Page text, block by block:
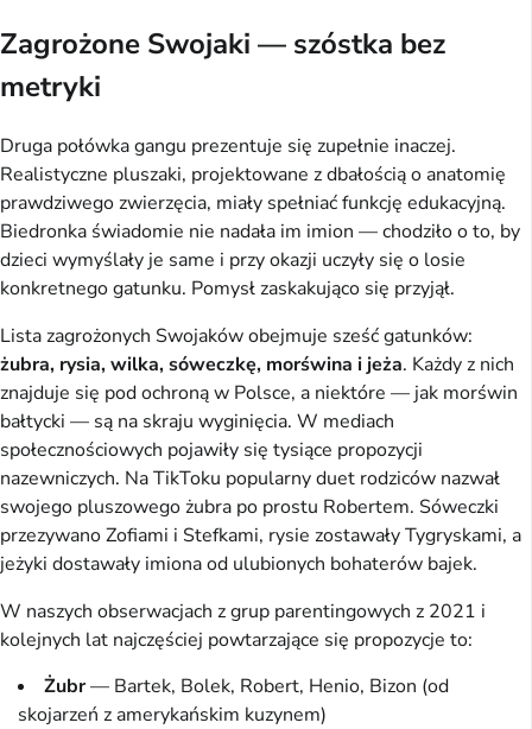
Zagrożone Swojaki — szóstka bez
metryki
Druga połówka gangu prezentuje się zupełnie inaczej.
Realistyczne pluszaki, projektowane z dbałością o anatomię
prawdziwego zwierzęcia, miały spełniać funkcję edukacyjną.
Biedronka świadomie nie nadała im imion — chodziło o to, by
dzieci wymyślały je same i przy okazji uczyły się o losie
konkretnego gatunku. Pomysł zaskakująco się przyjął.
Lista zagrożonych Swojaków obejmuje sześć gatunków:
żubra, rysia, wilka, sóweczkę, morświna i jeża. Każdy z nich
znajduje się pod ochroną w Polsce, a niektóre — jak morświn
bałtycki — są na skraju wyginięcia. W mediach
społecznościowych pojawiły się tysiące propozycji
nazewniczych. Na TikToku popularny duet rodziców nazwał
swojego pluszowego żubra po prostu Robertem. Sóweczki
przezywano Zofiami i Stefkami, rysie zostawały Tygryskami, a
jeżyki dostawały imiona od ulubionych bohaterów bajek.
W naszych obserwacjach z grup parentingowych z 2021 i
kolejnych lat najczęściej powtarzające się propozycje to:
Żubr— Bartek, Bolek, Robert, Henio, Bizon (od
skojarzeń z amerykańskim kuzynem)